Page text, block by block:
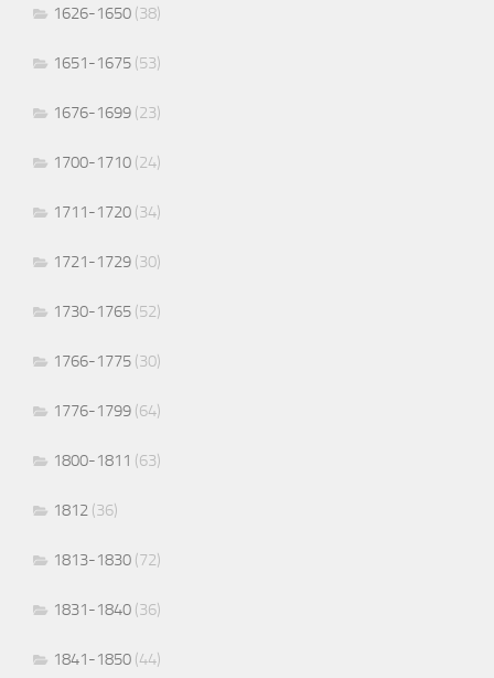
1626-1650 (38)
1651-1675 (53)
1676-1699 (23)
1700-1710 (24)
1711-1720 (34)
1721-1729 (30)
1730-1765 (52)
1766-1775 (30)
1776-1799 (64)
1800-1811 (63)
1812 (36)
1813-1830 (72)
1831-1840 (36)
1841-1850 (44)